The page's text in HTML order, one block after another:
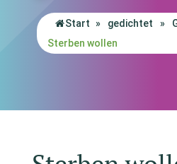
Start » gedichtet »
Sterben wollen